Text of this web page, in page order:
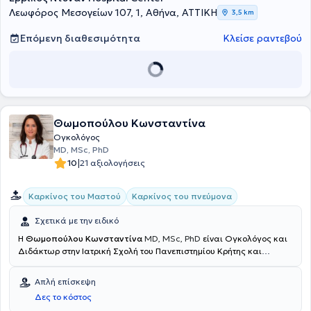
Λεωφόρος Μεσογείων 107, 1, Αθήνα, ΑΤΤΙΚΗ
3,5 km
Επόμενη διαθεσιμότητα Κλείσε ραντεβού
Θωμοπούλου Κωνσταντίνα
Ογκολόγος
MD, MSc, PhD
10|21 αξιολογήσεις
Καρκίνος του Μαστού Καρκίνος του πνεύμονα
Σχετικά με την ειδικό
Η Θωμοπούλου Κωνσταντίνα MD, MSc, PhD είναι Ογκολόγος και
Διδάκτωρ στην Ιατρική Σχολή του Πανεπιστημίου Κρήτης και
ιατρείο στους Αμπελόκηπους. Σπούδασε στην Ιατρική σχολή του
Δημοκρίτειου Πανεπιστημίου Θράκης και είναι κάτοχος
μεταπτυχιακού διπλώματος στον καρκίνο του Πνεύμονα από το
Απλή επίσκεψη
Δες το κόστος